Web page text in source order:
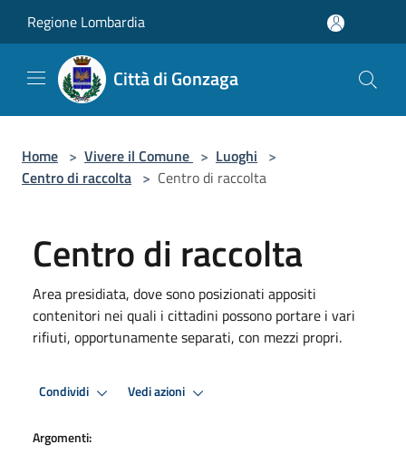
Regione Lombardia
Città di Gonzaga
Home > Vivere il Comune > Luoghi >
Centro di raccolta > Centro di raccolta
Centro di raccolta
Area presidiata, dove sono posizionati appositi
contenitori nei quali i cittadini possono portare i vari
rifiuti, opportunamente separati, con mezzi propri.
Condividi Vedi azioni
Argomenti: